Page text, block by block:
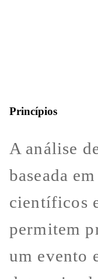
Princípios
A análise
baseada
científicos
permitem
um evento